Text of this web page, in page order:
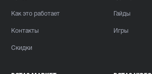
Как это работает
Контакты
Скидки
Гайды
Игры